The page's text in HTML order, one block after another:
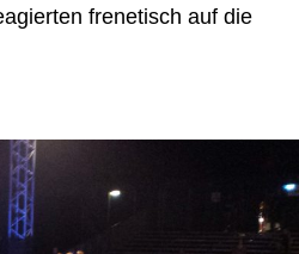
frenetisch auf die